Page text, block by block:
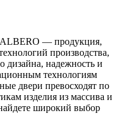
— продукция,
производства,
дизайна, надежность и
технологиям
двери превосходят по
изделия из массива и
широкий выбор